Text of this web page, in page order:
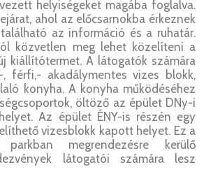
helyiségeket magába foglalva.
ahol az előcsarnokba érkeznek
az információ és a ruhatár.
közvetlen meg lehet közelíteni a
kiállítótermet. A látogatók számára
férfi,- akadálymentes vizes blokk,
konyha. A konyha működéséhez
öltöző az épület DNy-i
Az épület ÉNY-is részén egy
vizesblokk kapott helyet. Ez a
megrendezésre kerülő
látogatói számára lesz